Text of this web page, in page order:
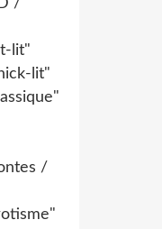
/
lit"
lit"
/